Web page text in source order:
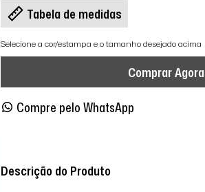
Tabela de medidas
Selecione a cor/estampa e o tamanho desejado acima
Comprar Agora
Compre pelo WhatsApp
Descrição do Produto